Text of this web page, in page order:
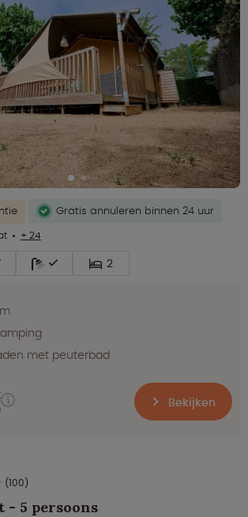
Gratis annuleren binnen 24 uur
+ 24
2
met peuterbad
Bekijken
(100)
- 5 persoons